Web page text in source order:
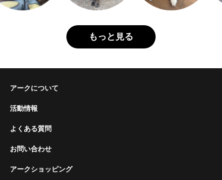
もっと見る
アークについて
活動情報
よくある質問
お問い合わせ
アークショッピング